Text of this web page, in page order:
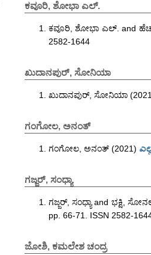
ಕವೂರಿ, ಶೋಭಾ ಎಲ್.
ಕವೂರಿ, ಶೋಭಾ ಎಲ್. and
2582-1644
ಖುದಾನಪುರ್, ಸೋನಿಯಾ
ಖುದಾನಪುರ್, ಸೋನಿಯಾ
ಗಂಗೋಲ, ಅನಂತ್
ಗಂಗೋಲ, ಅನಂತ್ (2021)
ಗಜ್ಜರ್, ಸಂಧ್ಯಾ
ಗಜ್ಜರ್, ಸಂಧ್ಯಾand ಭಕ್ಷಿ,
pp. 66-71. ISSN 2582-
ಜೋಶಿ, ಕಮಲೇಶ ಚಂದ್ರ